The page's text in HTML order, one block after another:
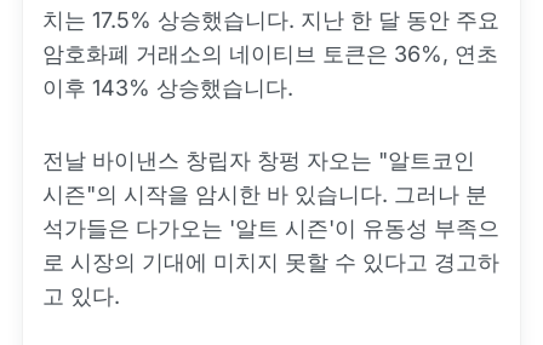
치는 17.5% 상승했습니다. 지난 한 달 동안 주요
암호화폐 거래소의 네이티브 토큰은 36%, 연초
이후 143% 상승했습니다.
전날 바이낸스 창립자 창펑 자오는 "알트코인
시즌"의 시작을 암시한 바 있습니다. 그러나 분
석가들은 다가오는 '알트 시즌'이 유동성 부족으
로 시장의 기대에 미치지 못할 수 있다고 경고하
고 있다.